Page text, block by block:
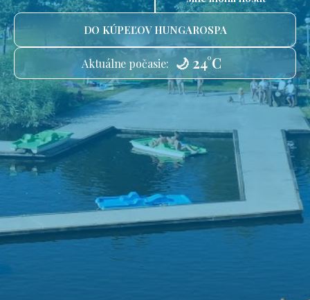
DO KÚPEĽOV HUNGAROSPA
Aktuálne počasie: 🌙 24°C